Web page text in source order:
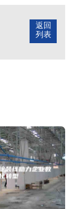
返回
列表